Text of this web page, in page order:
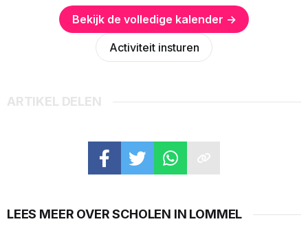
Bekijk de volledige kalender →
Activiteit insturen
ARTIKEL DELEN
LEES MEER OVER SCHOLEN IN LOMMEL